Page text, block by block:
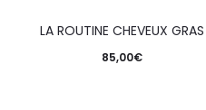
LA ROUTINE CHEVEUX GRAS
85,00€